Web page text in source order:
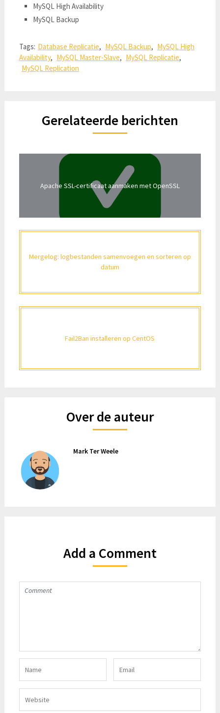
MySQL High Availability
MySQL Backup
Tags: Database Replicatie, MySQL Backup, MySQL High
Availability, MySQL Master-Slave, MySQL Replicatie,
MySQL Replication
Gerelateerde berichten
Apache SSL-certificaat aanmaken met OpenSSL
Mergelog: logbestanden samenvoegen en sorteren op
datum
Fail2Ban installeren op CentOS
Over de auteur
Mark Ter Weele
Add a Comment